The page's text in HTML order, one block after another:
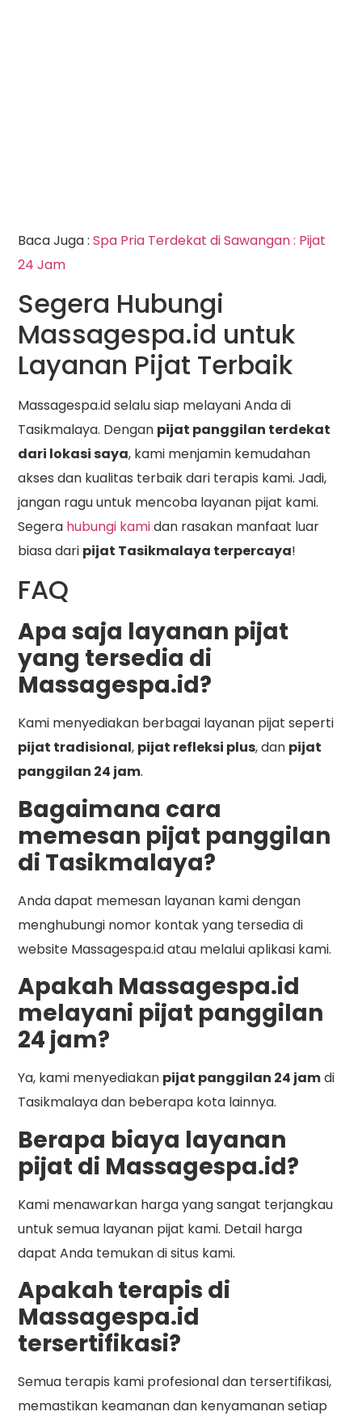
Baca Juga :Spa Pria Terdekat di Sawangan : Pijat
24 Jam
Segera Hubungi
Massagespa.id untuk
Layanan Pijat Terbaik
Massagespa.id selalu siap melayani Anda di
Tasikmalaya. Dengan pijat panggilan terdekat
dari lokasi saya, kami menjamin kemudahan
akses dan kualitas terbaik dari terapis kami. Jadi,
jangan ragu untuk mencoba layanan pijat kami.
Segera hubungi kamidan rasakan manfaat luar
biasa dari pijat Tasikmalaya terpercaya!
FAQ
Apa saja layanan pijat
yang tersedia di
Massagespa.id?
Kami menyediakan berbagai layanan pijat seperti
pijat tradisional, pijat refleksi plus, dan pijat
panggilan 24 jam.
Bagaimana cara
memesan pijat panggilan
di Tasikmalaya?
Anda dapat memesan layanan kami dengan
menghubungi nomor kontak yang tersedia di
website Massagespa.id atau melalui aplikasi kami.
Apakah Massagespa.id
melayani pijat panggilan
24 jam?
Ya, kami menyediakan pijat panggilan 24 jamdi
Tasikmalaya dan beberapa kota lainnya.
Berapa biaya layanan
pijat di Massagespa.id?
Kami menawarkan harga yang sangat terjangkau
untuk semua layanan pijat kami. Detail harga
dapat Anda temukan di situs kami.
Apakah terapis di
Massagespa.id
tersertifikasi?
Semua terapis kami profesional dan tersertifikasi,
memastikan keamanan dan kenyamanan setiap